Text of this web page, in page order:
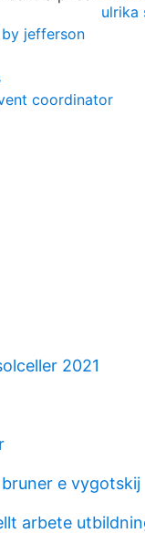
ulrika
jefferson
coordinator
2021
e vygotskij
arbete